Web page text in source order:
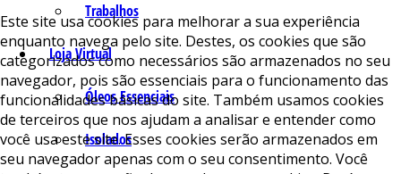
Trabalhos
Loja Virtual
Óleos Essenciais
Isolados
Este site usa cookies para melhorar a sua experiência
enquanto navega pelo site. Destes, os cookies que são
categorizados como necessários são armazenados no seu
navegador, pois são essenciais para o funcionamento das
funcionalidades básicas do site. Também usamos cookies
de terceiros que nos ajudam a analisar e entender como
você usa este site. Esses cookies serão armazenados em
seu navegador apenas com o seu consentimento. Você